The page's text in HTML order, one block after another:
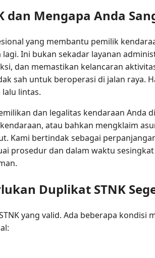
dan Mengapa Anda
yang membantu pemilik
Ini bukan sekadar layanan
dan memastikan kelancaran
sah untuk beroperasi di jalan raya.
lintas.
dan legalitas kendaraan Anda
atau bahkan mengklaim
Kami bertindak sebagai
prosedur dan dalam waktu
Duplikat STNK
yang valid. Ada beberapa